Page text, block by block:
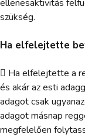
ellenesaktivitás
szükség.
Ha elfelejtette
 Ha elfelejtette a
és akár az esti
adagot csak
adagot másnap
megfelelően